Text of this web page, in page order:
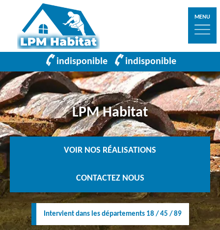
MENU
indisponible indisponible
LPM Habitat
VOIR NOS RÉALISATIONS
CONTACTEZ NOUS
Intervient dans les départements 18 / 45 / 89